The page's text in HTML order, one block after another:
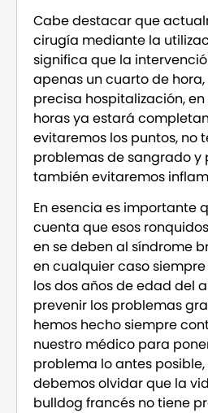
Cabe destacar que
cirugía mediante la
significa que la
apenas un cuarto de
precisa hospitalización,
horas ya estará
evitaremos los puntos, no
problemas de sangrado y
también evitaremos
En esencia es importante
cuenta que esos
en se deben al síndrome
en cualquier caso
los dos años de edad del
prevenir los problemas
hemos hecho siempre
nuestro médico para
problema lo antes posible,
debemos olvidar que la
bulldog francés no tiene